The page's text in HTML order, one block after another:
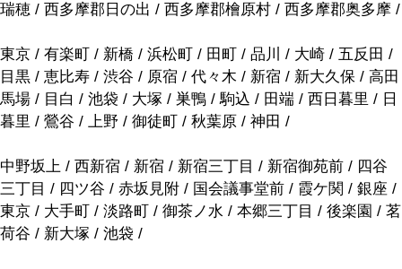
瑞穂 / 西多摩郡日の出 / 西多摩郡檜原村 / 西多摩郡奥多摩 /
東京 / 有楽町 / 新橋 / 浜松町 / 田町 / 品川 / 大崎 / 五反田 /
目黒 / 恵比寿 / 渋谷 / 原宿 / 代々木 / 新宿 / 新大久保 / 高田
馬場 / 目白 / 池袋 / 大塚 / 巣鴨 / 駒込 / 田端 / 西日暮里 / 日
暮里 / 鶯谷 / 上野 / 御徒町 / 秋葉原 / 神田 /
中野坂上 / 西新宿 / 新宿 / 新宿三丁目 / 新宿御苑前 / 四谷
三丁目 / 四ツ谷 / 赤坂見附 / 国会議事堂前 / 霞ケ関 / 銀座 /
東京 / 大手町 / 淡路町 / 御茶ノ水 / 本郷三丁目 / 後楽園 / 茗
荷谷 / 新大塚 / 池袋 /